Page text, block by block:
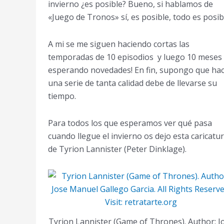
invierno ¿es posible? Bueno, si hablamos de
«Juego de Tronos» sí, es posible, todo es
A mi se me siguen haciendo cortas las
temporadas de 10 episodios y luego 10 meses
esperando novedades! En fin, supongo que
una serie de tanta calidad debe de llevarse su
tiempo.
Para todos los que esperamos ver qué pasa
cuando llegue el invierno os dejo esta
de Tyrion Lannister (Peter Dinklage).
Tyrion Lannister (Game of Thrones). Author: